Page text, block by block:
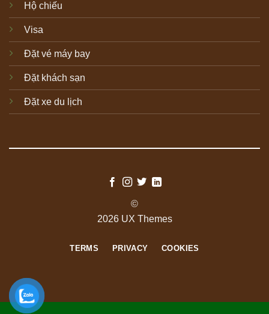
Hộ chiếu
Visa
Đặt vé máy bay
Đặt khách sạn
Đặt xe du lịch
©
2026 UX Themes
TERMS PRIVACY COOKIES